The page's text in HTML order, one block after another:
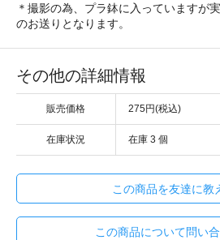
＊撮影の為、プラ鉢に入っていますが
のお送りとなります。
その他の詳細情報
販売価格 275円(税込)
在庫状況 在庫 3 個
この商品を友達に教
この商品について問い